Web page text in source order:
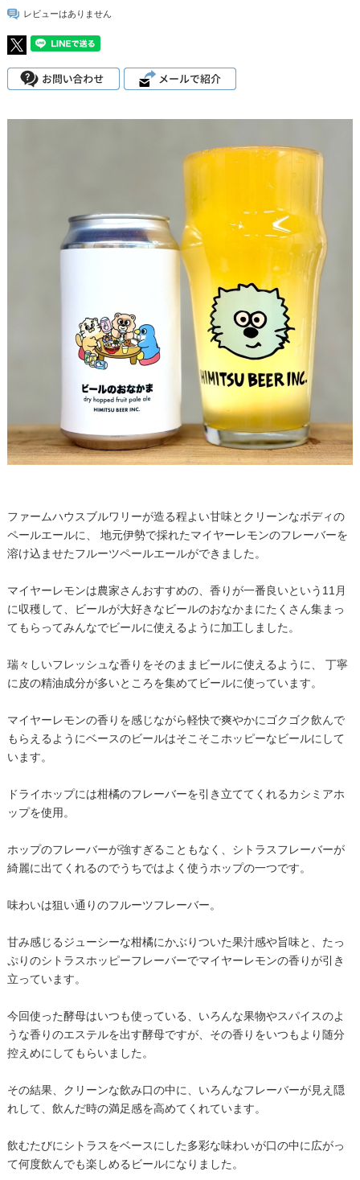
レビューはありません
ファームハウスブルワリーが造る程よい甘味とクリーンなボディの
ペールエールに、 地元伊勢で採れたマイヤーレモンのフレーバーを
溶け込ませたフルーツペールエールができました。
マイヤーレモンは農家さんおすすめの、香りが一番良いという11月
に収穫して、ビールが大好きなビールのおなかまにたくさん集まっ
てもらってみんなでビールに使えるように加工しました。
瑞々しいフレッシュな香りをそのままビールに使えるように、 丁寧
に皮の精油成分が多いところを集めてビールに使っています。
マイヤーレモンの香りを感じながら軽快で爽やかにゴクゴク飲んで
もらえるようにベースのビールはそこそこホッピーなビールにして
います。
ドライホップには柑橘のフレーバーを引き立ててくれるカシミアホ
ップを使用。
ホップのフレーバーが強すぎることもなく、シトラスフレーバーが
綺麗に出てくれるのでうちではよく使うホップの一つです。
味わいは狙い通りのフルーツフレーバー。
甘み感じるジューシーな柑橘にかぶりついた果汁感や旨味と、たっ
ぷりのシトラスホッピーフレーバーでマイヤーレモンの香りが引き
立っています。
今回使った酵母はいつも使っている、いろんな果物やスパイスのよ
うな香りのエステルを出す酵母ですが、その香りをいつもより随分
控えめにしてもらいました。
その結果、クリーンな飲み口の中に、いろんなフレーバーが見え隠
れして、飲んだ時の満足感を高めてくれています。
飲むたびにシトラスをベースにした多彩な味わいが口の中に広がっ
て何度飲んでも楽しめるビールになりました。